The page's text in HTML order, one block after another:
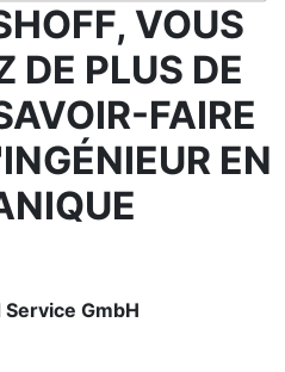
VOUS
DE PLUS DE
FAIRE
EN
GmbH